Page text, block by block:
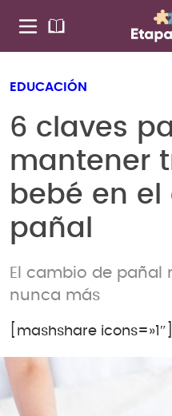
EDUCACIÓN
6 claves
mantener
bebé en
pañal
El cambio de pañal
nunca más
[mashshare icons=»1″]